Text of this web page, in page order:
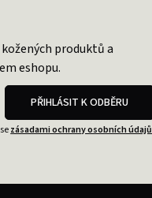
produktů a
eshopu.
PŘIHLÁSIT K ODBĚRU
zásadami ochrany osobních údajů